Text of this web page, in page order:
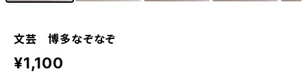
文芸 博多なぞなぞ
¥1,100